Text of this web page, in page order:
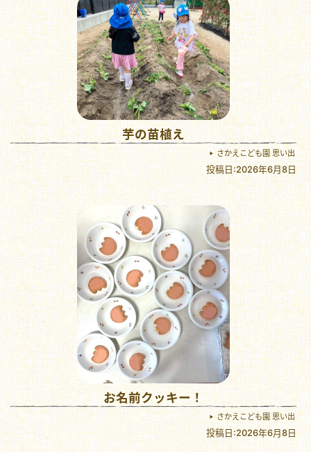
芋の苗植え
さかえこども園 思い出
投稿日:2026年6月8日
お名前クッキー！
さかえこども園 思い出
投稿日:2026年6月8日